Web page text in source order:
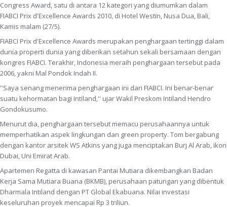
Congress Award, satu di antara 12 kategori yang diumumkan dalam
FIABCI Prix d'Excellence Awards 2010, di Hotel Westin, Nusa Dua, Bali,
Kamis malam (27/5).
FIABCI Prix d'Excellence Awards merupakan penghargaan tertinggi dalam
dunia properti dunia yang diberikan setahun sekali bersamaan dengan
kongres FIABCI. Terakhir, Indonesia meraih penghargaan tersebut pada
2006, yakni Mal Pondok Indah II.
''Saya senang menerima penghargaan ini dari FIABCI. Ini benar-benar
suatu kehormatan bagi Intiland,'' ujar Wakil Preskom Intiland Hendro
Gondokusumo.
Menurut dia, penghargaan tersebut memacu perusahaannya untuk
memperhatikan aspek lingkungan dan green property. Tom bergabung
dengan kantor arsitek WS Atkins yang juga menciptakan Burj Al Arab, ikon
Dubai, Uni Emirat Arab.
Apartemen Regatta di kawasan Pantai Mutiara dikembangkan Badan
Kerja Sama Mutiara Buana (BKMB), perusahaan patungan yang dibentuk
Dharmala Intiland dengan PT Global Ekabuana. Nilai investasi
keseluruhan proyek mencapai Rp 3 triliun.